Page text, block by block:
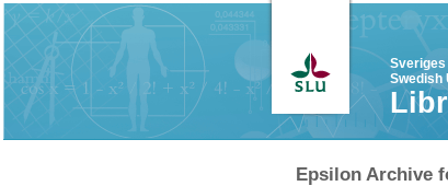
Swedish
Epsilon Archive